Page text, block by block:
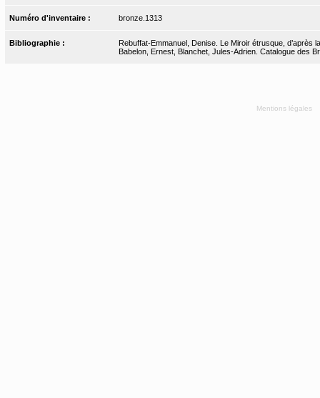
Numéro d'inventaire : bronze.1313
Bibliographie :
Rebuffat-Emmanuel, Denise. Le Miroir étrusque,
Babelon, Ernest, Blanchet, Jules-Adrien. Catalogue des
Mentions légales